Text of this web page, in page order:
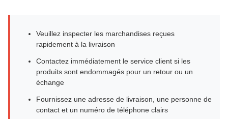
Veuillez inspecter les marchandises reçues
rapidement à la livraison
Contactez immédiatement le service client si les
produits sont endommagés pour un retour ou un
échange
Fournissez une adresse de livraison, une personne de
contact et un numéro de téléphone clairs